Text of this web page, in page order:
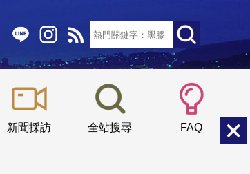
新聞採訪 全站搜尋 FAQ
小 中